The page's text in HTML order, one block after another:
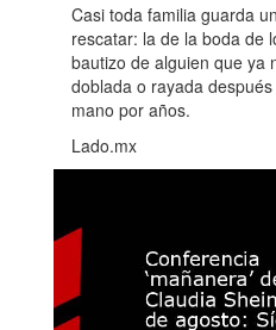
Casi toda familia guarda
rescatar: la de la boda de
bautizo de alguien que ya
doblada o rayada
mano por años.
Lado.mx